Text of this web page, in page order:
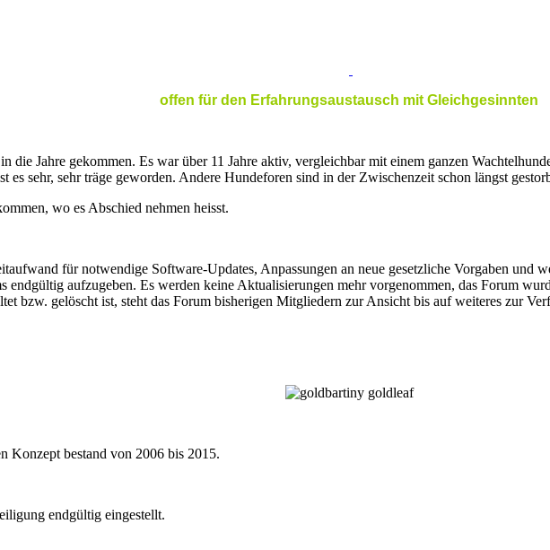
offen für den Erfahrungsaustausch mit Gleichgesinnten
die Jahre gekommen. Es war über 11 Jahre aktiv, vergleichbar mit einem ganzen
es sehr, sehr träge geworden. Andere Hundeforen sind in der Zwischenzeit schon längst
wo es Abschied nehmen heisst.
für notwendige Software-Updates, Anpassungen an neue gesetzliche Vorgaben und
endgültig aufzugeben. Es werden keine Aktualisierungen mehr vorgenommen, das Forum
bzw. gelöscht ist, steht das Forum bisherigen Mitgliedern zur Ansicht bis auf weiteres zur
Konzept bestand von 2006 bis 2015.
endgültig eingestellt.